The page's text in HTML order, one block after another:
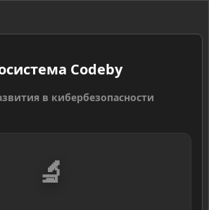
Codeby
в кибербезопасности
🔬